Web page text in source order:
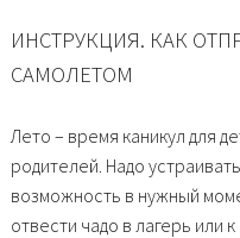
ИНСТРУКЦИЯ. КАК
САМОЛЕТОМ
Лето – время каникул для
родителей. Надо
возможность в нужный
отвести чадо в лагерь или